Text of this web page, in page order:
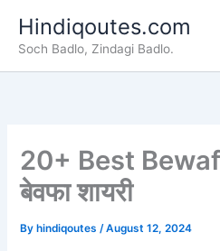
content
Hindiqoutes.com
Soch Badlo, Zindagi Badlo.
20+ Best
बेवफा शायरी
By hindiqoutes/August 12, 2024